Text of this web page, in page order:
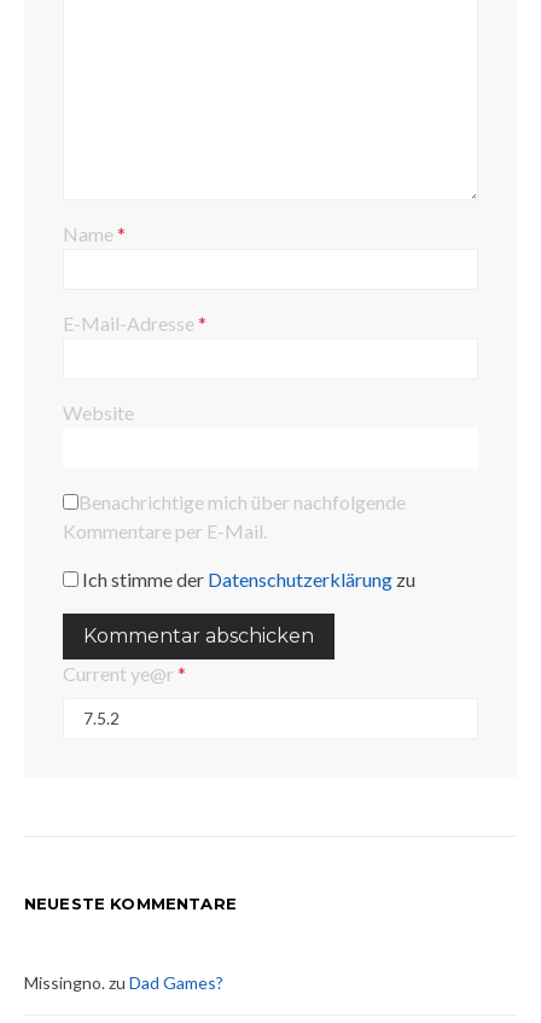
Name*
E-Mail-Adresse*
Website
Benachrichtige mich über nachfolgende
Kommentare per E-Mail.
Ich stimme der Datenschutzerklärung zu
Current ye@r *
NEUESTE KOMMENTARE
Missingno.zu Dad Games?